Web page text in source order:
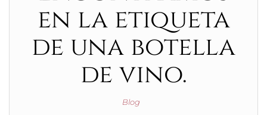
en la etiqueta
de una botella
de vino.
Blog